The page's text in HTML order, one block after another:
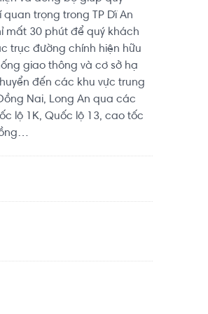
trọng trong TP Dĩ An
mất 30 phút để quý khách
trục đường chính hiện hữu
giao thông và cơ sở hạ
đến các khu vực trung
Nai, Long An qua các
lộ 1K, Quốc lộ 13, cao tốc